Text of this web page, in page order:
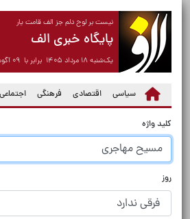
نیست بر لوح دلم جز الف قامت یار
پایگاه خبری الف
یک‌شنبه ۱۸ مرداد ۱۴۰۵ برابر با ۰۹ آگوست ۲۰۲۶
سیاسی اقتصادی فرهنگی اجتماعی
کلید واژه
روز